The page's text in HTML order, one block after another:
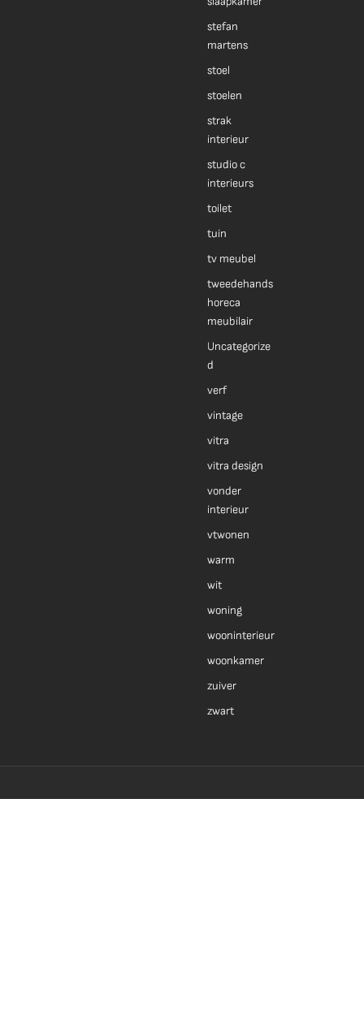
stefan
martens
stoel
stoelen
strak
interieur
studio c
interieurs
toilet
tuin
tv meubel
tweedehands
horeca
meubilair
Uncategorize
d
verf
vintage
vitra
vitra design
vonder
interieur
vtwonen
warm
wit
woning
wooninterieur
woonkamer
zuiver
zwart